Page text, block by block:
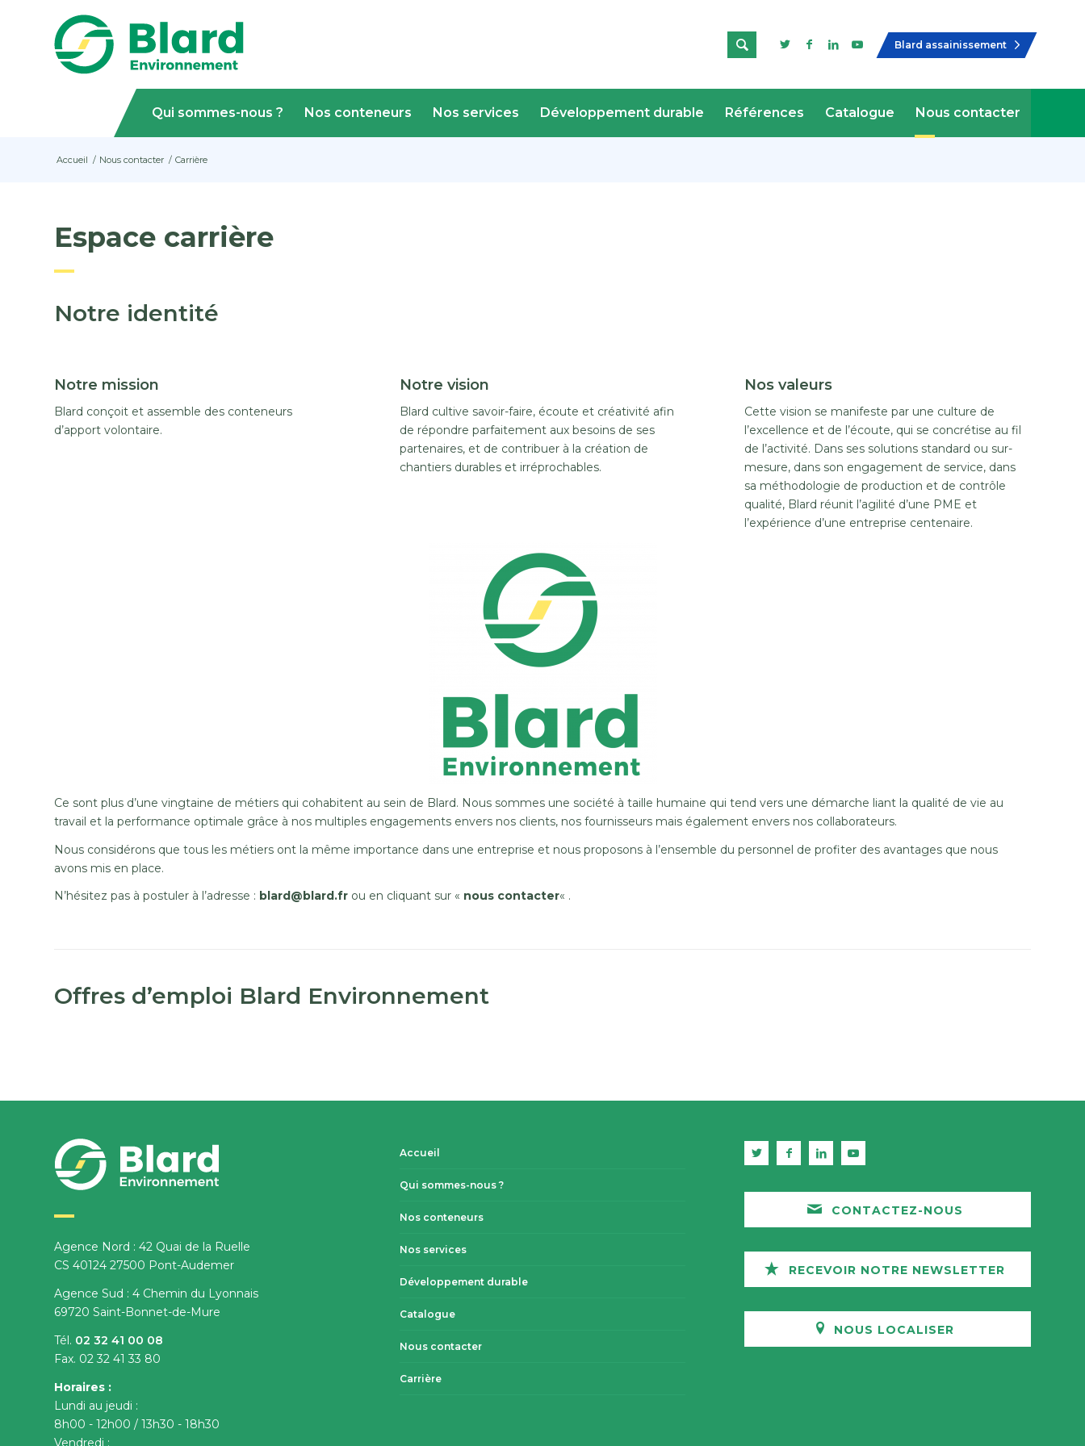
 Blard assainissement
Qui sommes-nous ? Nos conteneurs Nos services Développement durable Références Catalogue Nous contacter
Accueil / Nous contacter / Carrière
Espace carrière
Notre identité
Notre mission
Blard conçoit et assemble des conteneurs
d’apport volontaire.
Notre vision
Blard cultive savoir-faire, écoute et créativité afin
de répondre parfaitement aux besoins de ses
partenaires, et de contribuer à la création de
chantiers durables et irréprochables.
Nos valeurs
Cette vision se manifeste par une culture de
l’excellence et de l’écoute, qui se concrétise au fil
de l’activité. Dans ses solutions standard ou sur-
mesure, dans son engagement de service, dans
sa méthodologie de production et de contrôle
qualité, Blard réunit l’agilité d’une PME et
l’expérience d’une entreprise centenaire.
Ce sont plus d’une vingtaine de métiers qui cohabitent au sein de Blard. Nous sommes une société à taille humaine qui tend vers une démarche liant la qualité de vie au
travail et la performance optimale grâce à nos multiples engagements envers nos clients, nos fournisseurs mais également envers nos collaborateurs.
Nous considérons que tous les métiers ont la même importance dans une entreprise et nous proposons à l’ensemble du personnel de profiter des avantages que nous
avons mis en place.
N’hésitez pas à postuler à l’adresse : blard@blard.fr ou en cliquant sur « nous contacter« .
Offres d’emploi Blard Environnement
Agence Nord : 42 Quai de la Ruelle
CS 40124 27500 Pont-Audemer
Agence Sud : 4 Chemin du Lyonnais
69720 Saint-Bonnet-de-Mure
Tél. 02 32 41 00 08
Fax. 02 32 41 33 80
Horaires :
Lundi au jeudi :
8h00 - 12h00 / 13h30 - 18h30
Vendredi :
Accueil
Qui sommes-nous ?
Nos conteneurs
Nos services
Développement durable
Catalogue
Nous contacter
Carrière
CONTACTEZ-NOUS
RECEVOIR NOTRE NEWSLETTER
NOUS LOCALISER